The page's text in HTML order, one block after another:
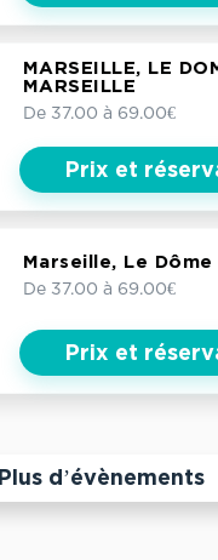
MARSEILLE, LE
MARSEILLE
De 37.00 à 69.00€
Prix et
Marseille, Le Dôme
De 37.00 à 69.00€
Prix et
Plus d’évènements